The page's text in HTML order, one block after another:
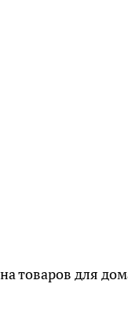
товаров для